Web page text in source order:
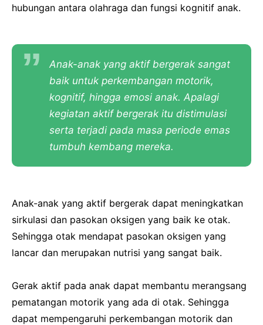
hubungan antara olahraga dan fungsi kognitif anak.
Anak-anak yang aktif bergerak sangat
baik untuk perkembangan motorik,
kognitif, hingga emosi anak. Apalagi
kegiatan aktif bergerak itu distimulasi
serta terjadi pada masa periode emas
tumbuh kembang mereka.
Anak-anak yang aktif bergerak dapat meningkatkan
sirkulasi dan pasokan oksigen yang baik ke otak.
Sehingga otak mendapat pasokan oksigen yang
lancar dan merupakan nutrisi yang sangat baik.
Gerak aktif pada anak dapat membantu merangsang
pematangan motorik yang ada di otak. Sehingga
dapat mempengaruhi perkembangan motorik dan